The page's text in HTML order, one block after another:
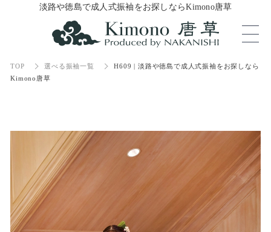
淡路や徳島で成人式振袖をお探しならKimono唐草
TOP 選べる振袖一覧
H609 | 淡路や徳島で成人式振袖をお探しなら
Kimono唐草